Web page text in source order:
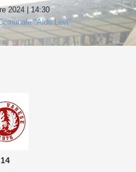
2024 | 14:30
"Aldo Levi"
14